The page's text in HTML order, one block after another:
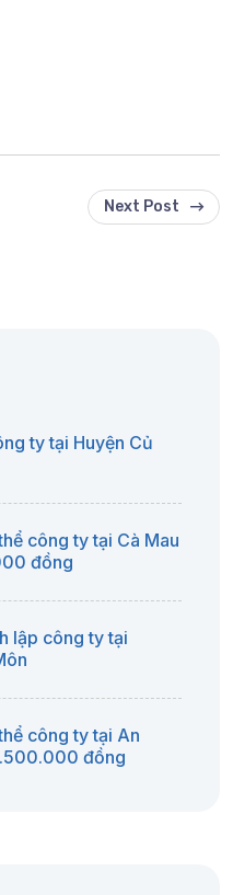
Next Post
ty tại Huyện Củ
công ty tại Cà Mau
đồng
lập công ty tại
công ty tại An
đồng